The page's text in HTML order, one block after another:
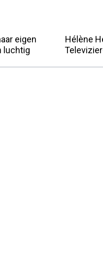
eigen
luchtig
Hélène